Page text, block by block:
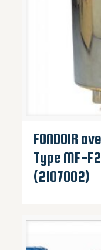
FONDOIR
Type MF-
(2107002)